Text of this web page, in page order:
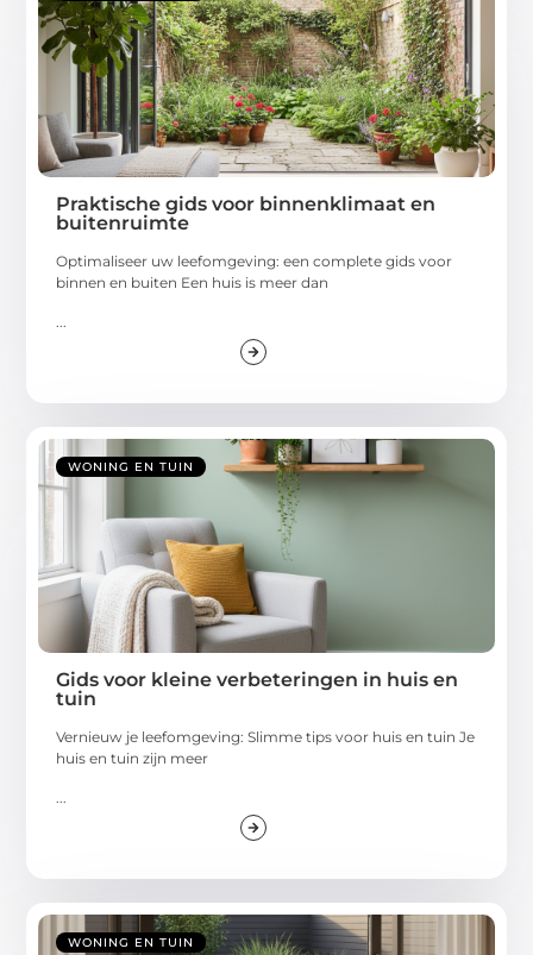
Praktische gids voor binnenklimaat en
buitenruimte
Optimaliseer uw leefomgeving: een complete gids voor
binnen en buiten Een huis is meer dan
WONING EN TUIN
Gids voor kleine verbeteringen in huis en
tuin
Vernieuw je leefomgeving: Slimme tips voor huis en tuin Je
huis en tuin zijn meer
WONING EN TUIN